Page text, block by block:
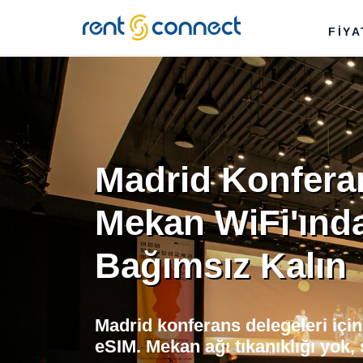
RENT'N
CONNECT
Madrid
Mekan
Bağımsız Kalın
Madrid konferans delegeleri
eSIM. Mekan ağı tıkanıklığı